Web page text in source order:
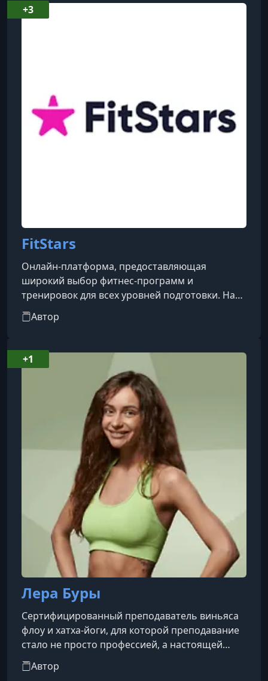
FitStars
Онлайн-платформа, предоставляющая
широкий выбор фитнес-программ и
тренировок для всех уровней подготовки. На
сайте вы найдете разнообразные курсы по
йоге, пилатесу, кардио и силовым
программы для похудения и поддержания
здоровья. FitStars предлагает как короткие
тренировки, так и полноценные фитнес-курсы,
которые можно выполнять дома без
специального оборудования. Все программы
разработаны опытными тренерами и вкл
Автор
+3
Лера Буры
Сертифицированный преподаватель виньяса
флоу и хатха-йоги, для которой преподавание
стало не просто профессией, а настоящей
миссией.Она прошла обучение в Институте
Восточных Методов Реабилитации по
Автор
+1